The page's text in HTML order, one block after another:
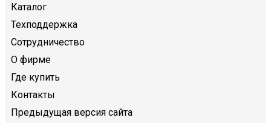
Каталог
Техподдержка
Сотрудничество
О фирме
Где купить
Контакты
Предыдущая версия сайта